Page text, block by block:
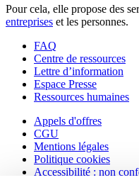
Pour cela, elle propose des
entreprises et les personnes.
FAQ
Centre de ressources
Lettre d’information
Espace Presse
Ressources humaines
Appels d'offres
CGU
Mentions légales
Politique cookies
Accessibilité : non